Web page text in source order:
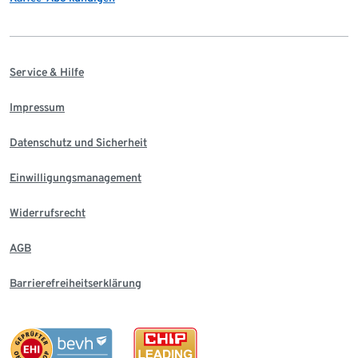
Service & Hilfe
Impressum
Datenschutz und Sicherheit
Einwilligungsmanagement
Widerrufsrecht
AGB
Barrierefreiheitserklärung